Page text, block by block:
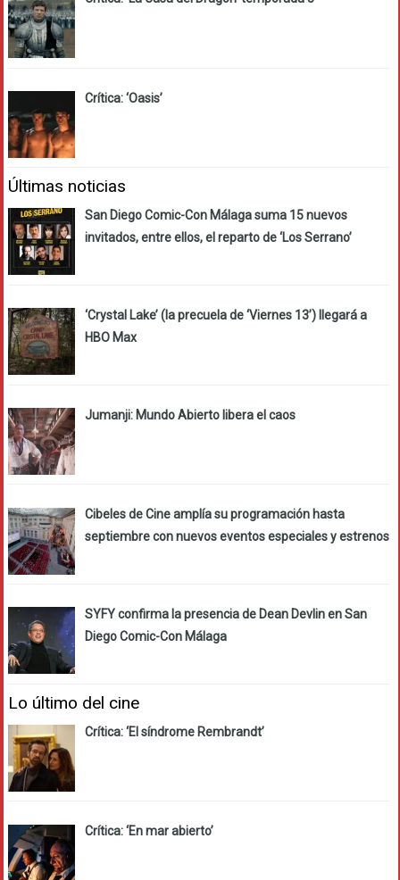
Crítica: ‘Oasis’
Últimas noticias
San Diego Comic-Con Málaga suma 15 nuevos
invitados, entre ellos, el reparto de ‘Los Serrano’
‘Crystal Lake’ (la precuela de ‘Viernes 13’) llegará a
HBO Max
Jumanji: Mundo Abierto libera el caos
Cibeles de Cine amplía su programación hasta
septiembre con nuevos eventos especiales y estrenos
SYFY confirma la presencia de Dean Devlin en San
Diego Comic-Con Málaga
Lo último del cine
Crítica: ‘El síndrome Rembrandt’
Crítica: ‘En mar abierto’